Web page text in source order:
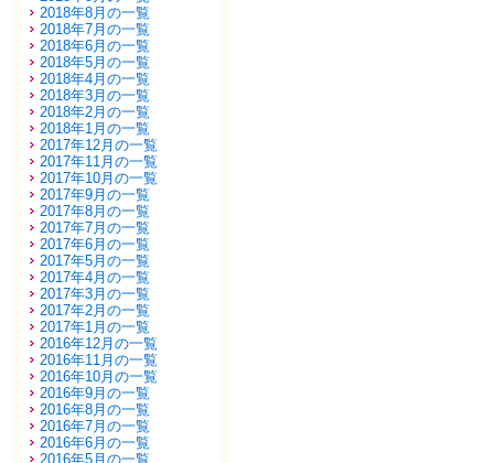
2018年8月の一覧
2018年7月の一覧
2018年6月の一覧
2018年5月の一覧
2018年4月の一覧
2018年3月の一覧
2018年2月の一覧
2018年1月の一覧
2017年12月の一覧
2017年11月の一覧
2017年10月の一覧
2017年9月の一覧
2017年8月の一覧
2017年7月の一覧
2017年6月の一覧
2017年5月の一覧
2017年4月の一覧
2017年3月の一覧
2017年2月の一覧
2017年1月の一覧
2016年12月の一覧
2016年11月の一覧
2016年10月の一覧
2016年9月の一覧
2016年8月の一覧
2016年7月の一覧
2016年6月の一覧
2016年5月の一覧